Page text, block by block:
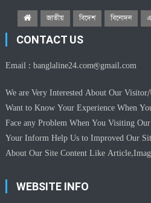
জাতীয় বিদেশ বিনোদন
CONTACT US
Email :banglaline24.com@gmail.com
We are Very Interested About Our
Want to Know Your Experience When
Face any Problem When You Visiting
Your Inform Help Us to Improved Our
About Our Site Content Like
WEBSITE INFO